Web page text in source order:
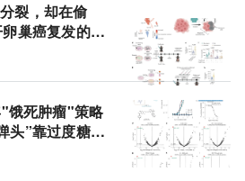
饮食模式
营养调查
炎症
化Capture Hi-C
巴顿病
85 肿瘤异质性
糖酵解
化疗
裂，却在偷
巢癌复发的代
饿死肿瘤"策略
头”靠过度糖酵